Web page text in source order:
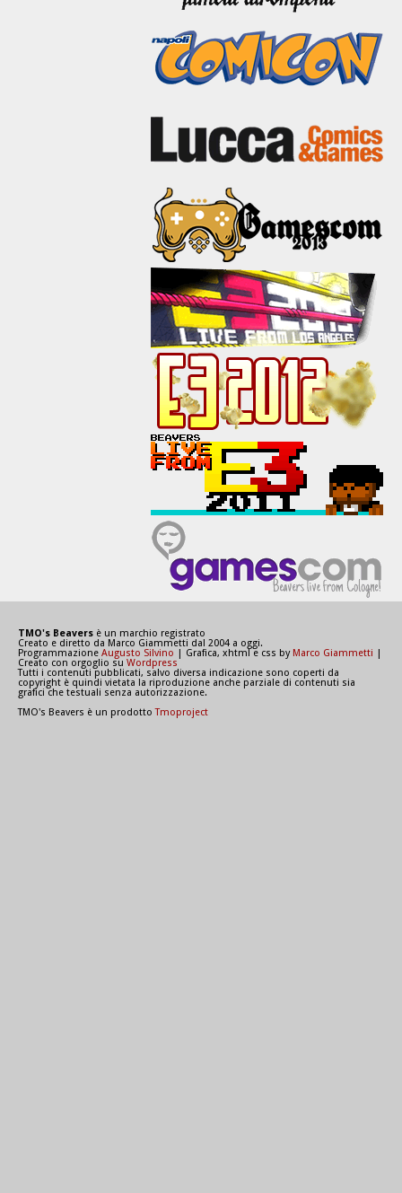
TMO's Beavers è un marchio registrato
Creato e diretto da Marco Giammetti dal 2004 a oggi.
Programmazione Augusto Silvino | Grafica, xhtml e css byMarco Giammetti
Creato con orgoglio su Wordpress
Tutti i contenuti pubblicati, salvo diversa indicazione sono coperti da
copyright è quindi vietata la riproduzione anche parziale di contenuti sia
grafici che testuali senza autorizzazione.
TMO's Beavers è un prodottoTmoproject